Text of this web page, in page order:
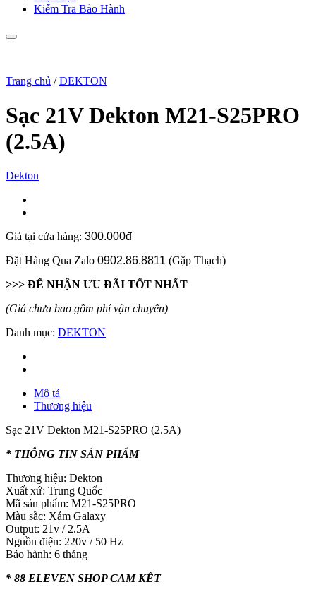
Kiểm Tra Bảo Hành
Trang chủ / DEKTON
Sạc 21V Dekton M21-S25PRO
(2.5A)
Dekton
Giá tại cửa hàng: 300.000đ
Đặt Hàng Qua Zalo 0902.86.8811 (Gặp Thạch)
>>> ĐỂ NHẬN ƯU ĐÃI TỐT NHẤT
(Giá chưa bao gồm phí vận chuyển)
Danh mục: DEKTON
Mô tả
Thương hiệu
Sạc 21V Dekton M21-S25PRO (2.5A)
* THÔNG TIN SẢN PHẨM
Thương hiệu: Dekton
Xuất xứ: Trung Quốc
Mã sản phẩm: M21-S25PRO
Màu sắc: Xám Galaxy
Output: 21v / 2.5A
Nguồn điện: 220v / 50 Hz
Bảo hành: 6 tháng
* 88 ELEVEN SHOP CAM KẾT